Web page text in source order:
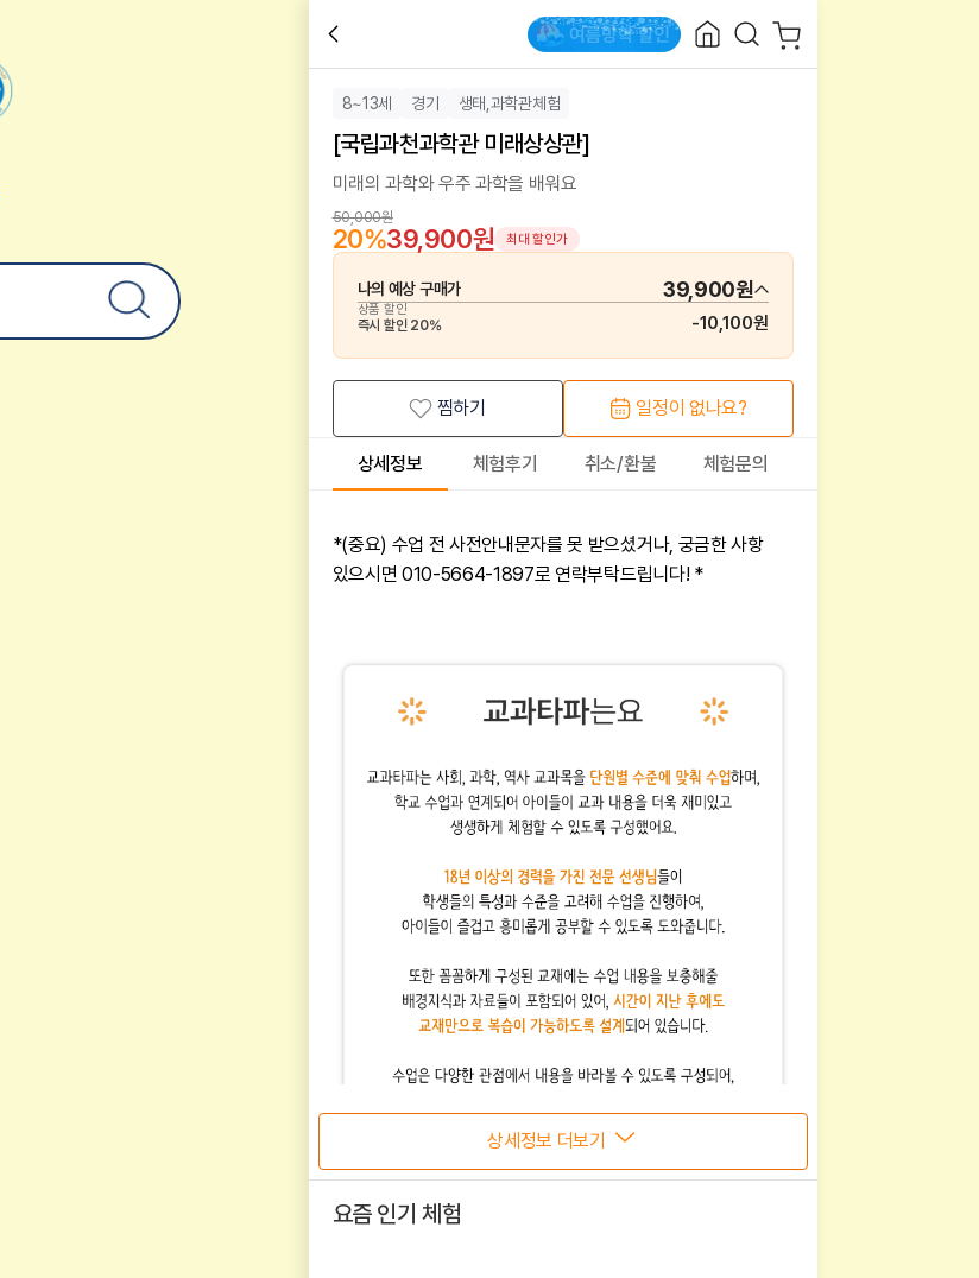
8~13세 경기 생태,과학관체험
[국립과천과학관 미래상상관]
미래의 과학와 우주 과학을 배워요
50,000원
20%39,900원 최대 할인가
나의 예상 구매가 39,900원
상품 할인
즉시 할인 20% -10,100원
찜하기 일정이 없나요?
상세정보 체험후기 취소/환불 체험문의
*(중요) 수업 전 사전안내문자를 못 받으셨거나, 궁금한 사항
있으시면 010-5664-1897로 연락부탁드립니다! *
상세정보 더보기
요즘 인기 체험